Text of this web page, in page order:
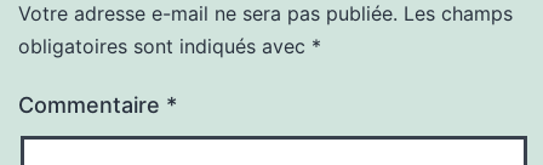
Votre adresse e-mail ne sera pas publiée. Les champs
obligatoires sont indiqués avec *
Commentaire *